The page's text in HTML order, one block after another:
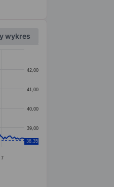
wykres
7
39,00
40,00
41,00
42,00
38,35